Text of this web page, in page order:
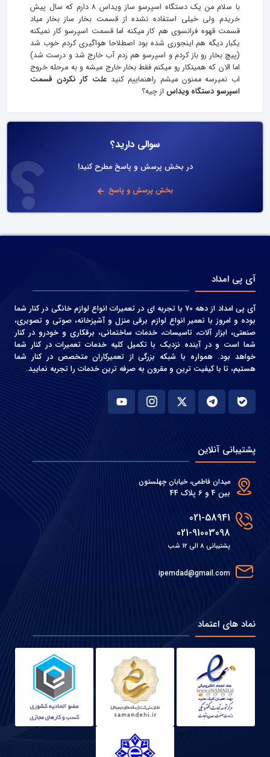
با سلام من یک دستگاه اسپرسو ساز ویداس ۸ دارم که سال پیش
خریدم ولی خیلی استفاده نشده از قسمت بخار ساز بخار میاد
قسمت قهوه فرانسوی هم کار میکنه اما قسمت اسپرسو کار نمیکنه
یکبار دیگه هم اینجوری شده بود اصطلاحا هواگیری کردم خوب شد
(پیچ بخار رو باز کردم و اسپرسو هم زدم آب خارج شد و درست شد)
اما الان که همینکار رو میکنم فقط بخار خارج میشه و به مرحله خروج
اب نمیرسه ممنون میشم راهنماییم کنید علت کار نکردن قسمت
اسپرسو دستگاه ویداس از چیه؟
سوالی دارید؟
در بخش پرسش و پاسخ مطرح کنید!
بخش پرسش و پاسخ
آی پی امداد
آی پی امداد از دهه 70 با تجربه ای در تعمیرات انواع لوازم خانگی در کنار شما
بوده و امروز با تعمیر انواع لوازم برقی منزل و آشپزخانه، صوتی و‌ تصویری،
صنعتی، ابزار آلات، تاسیسات، خدمات ساختمانی، برقکاری و خودرو در کنار
شما است و در آینده نزدیک با تکمیل کلیه خدمات تعمیرات در کنار شما
خواهد بود. همواره با شبکه بزرگی از تعمیرکاران متخصص در کنار شما
هستیم، تا با کیفیت ترین و مقرون به صرفه ترین خدمات را تجربه نمایید.
پشتیبانی آنلاین
میدان فاطمی، خیابان چهلستون
بین 4 و 6 پلاک 44
021-58941
021-91003098
پشتیبانی 8 الی 12 شب
ipemdad@gmail.com
نماد های اعتماد